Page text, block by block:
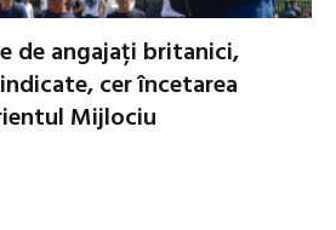
de angajați britanici,
cer încetarea
Mijlociu